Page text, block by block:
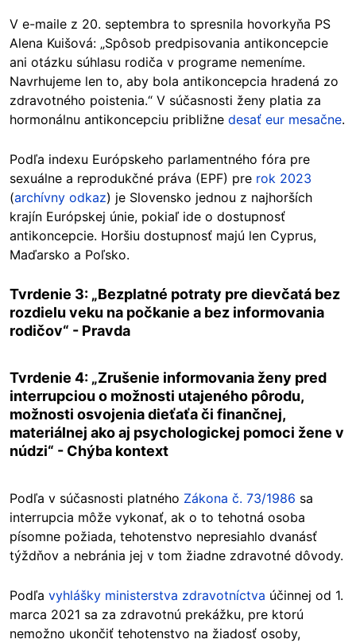
V e-maile z 20. septembra to spresnila hovorkyňa PS
Alena Kuišová: „Spôsob predpisovania antikoncepcie
ani otázku súhlasu rodiča v programe nemeníme.
Navrhujeme len to, aby bola antikoncepcia hradená zo
zdravotného poistenia.“ V súčasnosti ženy platia za
hormonálnu antikoncepciu približne desať eur mesačne.
Podľa indexu Európskeho parlamentného fóra pre
sexuálne a reprodukčné práva (EPF) pre rok 2023
(archívny odkaz) je Slovensko jednou z najhorších
krajín Európskej únie, pokiaľ ide o dostupnosť
antikoncepcie. Horšiu dostupnosť majú len Cyprus,
Maďarsko a Poľsko.
Tvrdenie 3: „Bezplatné potraty pre dievčatá bez
rozdielu veku na počkanie a bez informovania
rodičov“ - Pravda
Tvrdenie 4: „Zrušenie informovania ženy pred
interrupciou o možnosti utajeného pôrodu,
možnosti osvojenia dieťaťa či finančnej,
materiálnej ako aj psychologickej pomoci žene v
núdzi“ - Chýba kontext
Podľa v súčasnosti platného Zákona č. 73/1986 sa
interrupcia môže vykonať, ak o to tehotná osoba
písomne požiada, tehotenstvo nepresiahlo dvanásť
týždňov a nebránia jej v tom žiadne zdravotné dôvody.
Podľa vyhlášky ministerstva zdravotníctva účinnej od 1.
marca 2021 sa za zdravotnú prekážku, pre ktorú
nemožno ukončiť tehotenstvo na žiadosť osoby,